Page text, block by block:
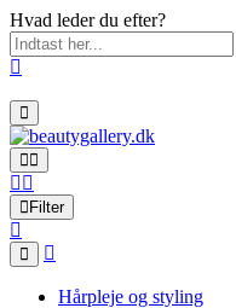
Hvad leder du efter?
Filter
Hårpleje og styling